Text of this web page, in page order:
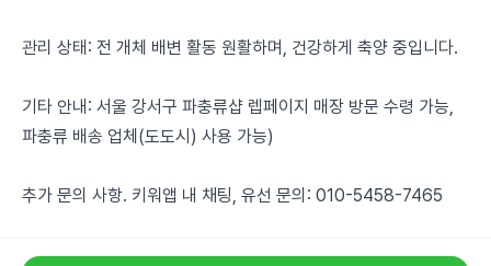
관리 상태: 전 개체 배변 활동 원활하며, 건강하게 축양 중입니다.
기타 안내: 서울 강서구 파충류샵 렙페이지 매장 방문 수령 가능,
파충류 배송 업체(도도시) 사용 가능)
추가 문의 사항. 키워앱 내 채팅, 유선 문의: 010-5458-7465